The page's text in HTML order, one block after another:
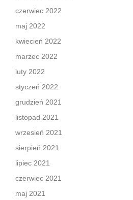
czerwiec 2022
maj 2022
kwiecień 2022
marzec 2022
luty 2022
styczeń 2022
grudzień 2021
listopad 2021
wrzesień 2021
sierpień 2021
lipiec 2021
czerwiec 2021
maj 2021